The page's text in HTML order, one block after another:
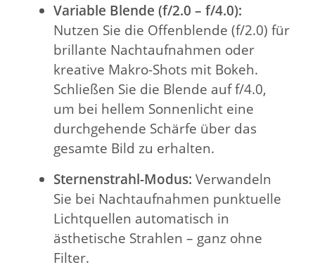
Variable Blende (f/2.0 – f/4.0):
Nutzen Sie die Offenblende (f/2.0) für
brillante Nachtaufnahmen oder
kreative Makro-Shots mit Bokeh.
Schließen Sie die Blende auf f/4.0,
um bei hellem Sonnenlicht eine
durchgehende Schärfe über das
gesamte Bild zu erhalten.
Sternenstrahl-Modus: Verwandeln
Sie bei Nachtaufnahmen punktuelle
Lichtquellen automatisch in
ästhetische Strahlen – ganz ohne
Filter.